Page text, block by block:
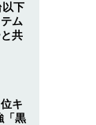
下
ム
共
キ
「黒